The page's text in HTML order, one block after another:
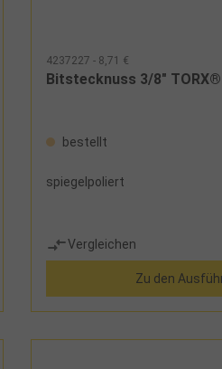
4237227 - 8,71 €
Bitstecknuss 3/8"
bestellt
spiegelpoliert
Vergleichen
Zu den